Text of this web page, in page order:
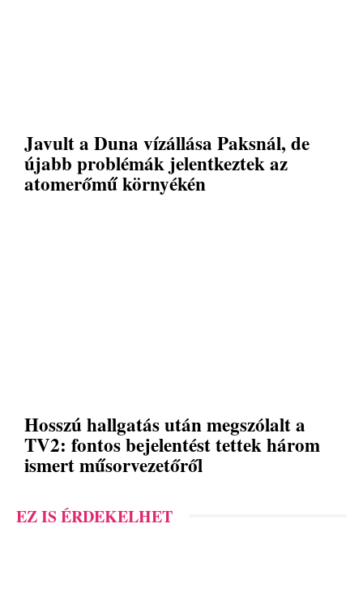
Javult a Duna vízállása Paksnál, de
újabb problémák jelentkeztek az
atomerőmű környékén
Hosszú hallgatás után megszólalt a
TV2: fontos bejelentést tettek három
ismert műsorvezetőről
EZ IS ÉRDEKELHET